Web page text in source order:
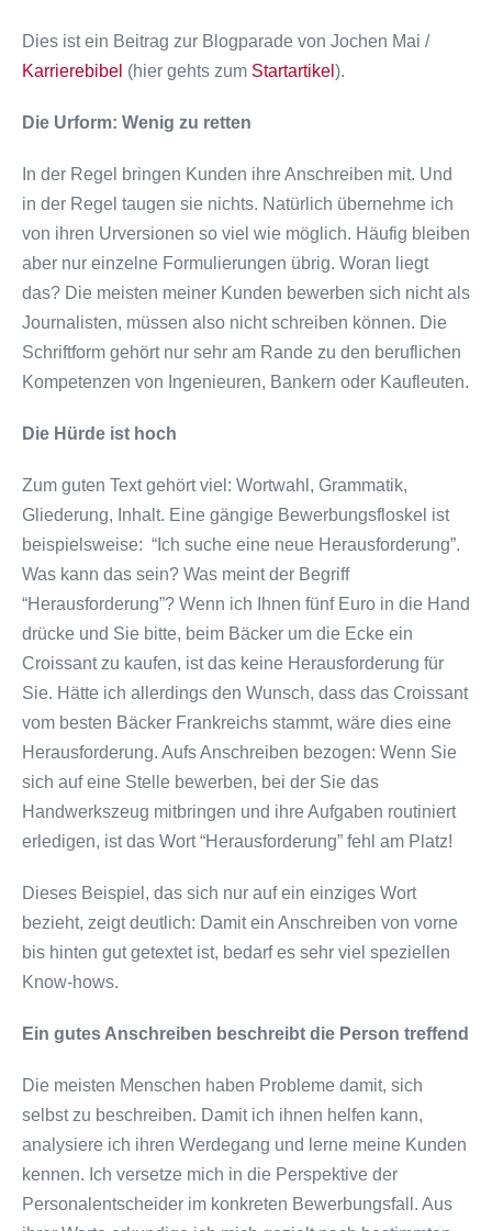
Dies ist ein Beitrag zur Blogparade von Jochen Mai /
Karrierebibel (hier gehts zum Startartikel ).
Die Urform: Wenig zu retten
In der Regel bringen Kunden ihre Anschreiben mit. Und
in der Regel taugen sie nichts. Natürlich übernehme ich
von ihren Urversionen so viel wie möglich. Häufig bleiben
aber nur einzelne Formulierungen übrig. Woran liegt
das? Die meisten meiner Kunden bewerben sich nicht als
Journalisten, müssen also nicht schreiben können. Die
Schriftform gehört nur sehr am Rande zu den beruflichen
Kompetenzen von Ingenieuren, Bankern oder Kaufleuten.
Die Hürde ist hoch
Zum guten Text gehört viel: Wortwahl, Grammatik,
Gliederung, Inhalt. Eine gängige Bewerbungsfloskel ist
beispielsweise: “Ich suche eine neue Herausforderung”.
Was kann das sein? Was meint der Begriff
“Herausforderung”? Wenn ich Ihnen fünf Euro in die Hand
drücke und Sie bitte, beim Bäcker um die Ecke ein
Croissant zu kaufen, ist das keine Herausforderung für
Sie. Hätte ich allerdings den Wunsch, dass das Croissant
vom besten Bäcker Frankreichs stammt, wäre dies eine
Herausforderung. Aufs Anschreiben bezogen: Wenn Sie
sich auf eine Stelle bewerben, bei der Sie das
Handwerkszeug mitbringen und ihre Aufgaben routiniert
erledigen, ist das Wort “Herausforderung” fehl am Platz!
Dieses Beispiel, das sich nur auf ein einziges Wort
bezieht, zeigt deutlich: Damit ein Anschreiben von vorne
bis hinten gut getextet ist, bedarf es sehr viel speziellen
Know-hows.
Ein gutes Anschreiben beschreibt die Person treffend
Die meisten Menschen haben Probleme damit, sich
selbst zu beschreiben. Damit ich ihnen helfen kann,
analysiere ich ihren Werdegang und lerne meine Kunden
kennen. Ich versetze mich in die Perspektive der
Personalentscheider im konkreten Bewerbungsfall. Aus